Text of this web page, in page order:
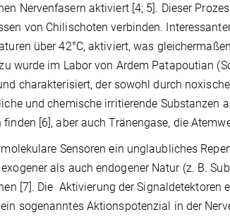
Nervenfasern aktiviert [4; 5]. Dieser
von Chilischoten verbinden.
über 42°C, aktiviert, was
wurde im Labor von Ardem Patapoutian
charakterisiert, der sowohl durch
und chemische irritierende Substanzen
[6], aber auch Tränengase, die
Sensoren ein unglaubliches
als auch endogener Natur (z. B.
[7]. Die Aktivierung der Signaldetektoren
sogenanntes Aktionspotenzial in der